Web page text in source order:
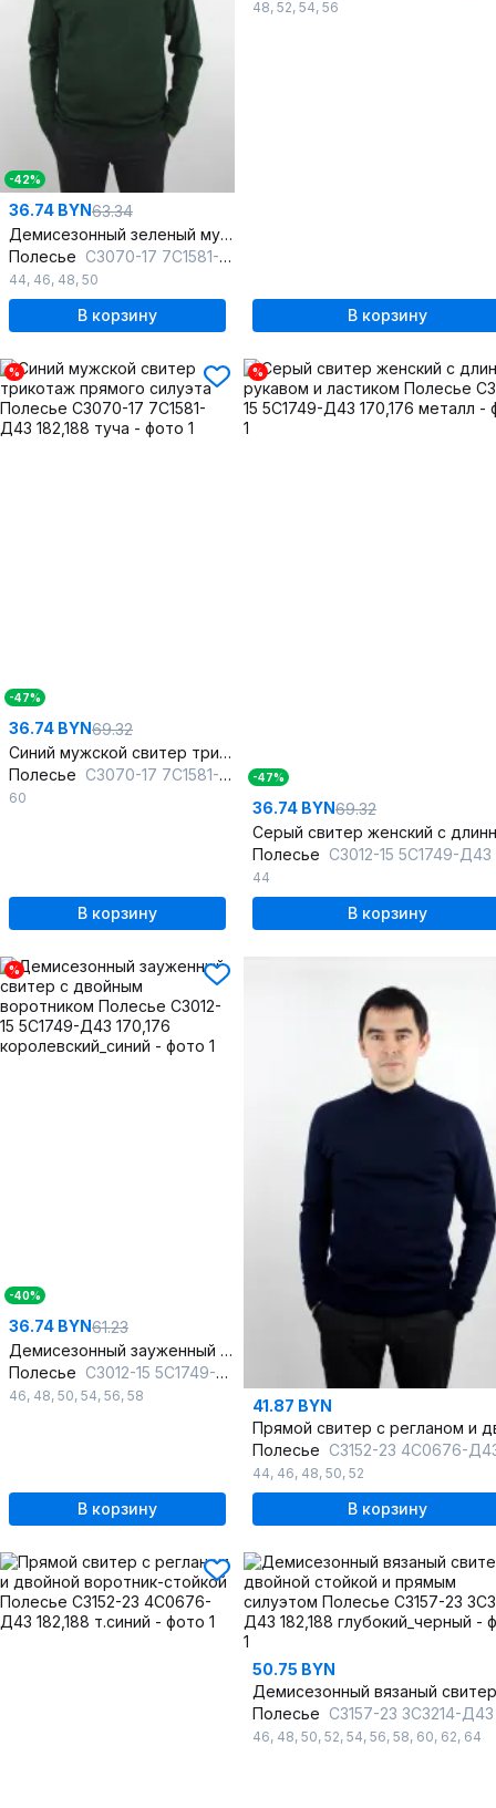
-42%
36.74 BYN63.34
Демисезонный зеленый мужской свитер с воротником-стойкой
Полесье С3070-17 7С1581-Д43 182,188 темная_зелень
44, 46, 48, 50
В корзину
48, 52, 54, 56
В корзину
%
-47%
36.74 BYN69.32
Синий мужской свитер трикотаж прямого силуэта
Полесье С3070-17 7С1581-Д43 182,188 туча
60
В корзину
%
-47%
36.74 BYN69.32
Полесье С3012-15 5С1749-Д43 170,176
44
В корзину
%
-40%
36.74 BYN61.23
Демисезонный зауженный свитер с двойным воротником
Полесье С3012-15 5С1749-Д43 170,176 королевский_синий
46, 48, 50, 54, 56, 58
В корзину
41.87 BYN
Полесье С3152-23 4С0676-Д43 170,176
44, 46, 48, 50, 52
В корзину
50.75 BYN
Полесье С3157-23 3С3214-Д43 182,188
46, 48, 50, 52, 54, 56, 58, 60, 62, 64